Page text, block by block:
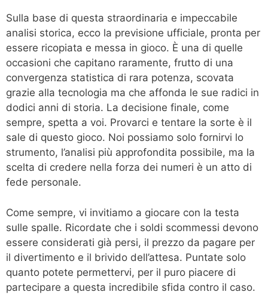
Sulla base di questa straordinaria e impeccabile
analisi storica, ecco la previsione ufficiale, pronta per
essere ricopiata e messa in gioco. È una di quelle
occasioni che capitano raramente, frutto di una
convergenza statistica di rara potenza, scovata
grazie alla tecnologia ma che affonda le sue radici in
dodici anni di storia. La decisione finale, come
sempre, spetta a voi. Provarci e tentare la sorte è il
sale di questo gioco. Noi possiamo solo fornirvi lo
strumento, l’analisi più approfondita possibile, ma la
scelta di credere nella forza dei numeri è un atto di
fede personale.
Come sempre, vi invitiamo a giocare con la testa
sulle spalle. Ricordate che i soldi scommessi devono
essere considerati già persi, il prezzo da pagare per
il divertimento e il brivido dell’attesa. Puntate solo
quanto potete permettervi, per il puro piacere di
partecipare a questa incredibile sfida contro il caso.